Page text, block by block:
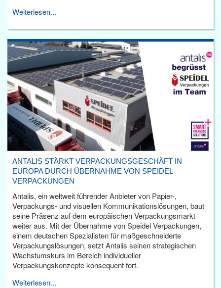
Weiterlesen...
ANTALIS STÄRKT VERPACKUNGSGESCHÄFT IN
EUROPA DURCH ÜBERNAHME VON SPEIDEL
VERPACKUNGEN
Antalis, ein weltweit führender Anbieter von Papier-,
Verpackungs- und visuellen Kommunikationslösungen, baut
seine Präsenz auf dem europäischen Verpackungsmarkt
weiter aus. Mit der Übernahme von Speidel Verpackungen,
einem deutschen Spezialisten für maßgeschneiderte
Verpackungslösungen, setzt Antalis seinen strategischen
Wachstumskurs im Bereich individueller
Verpackungskonzepte konsequent fort.
Weiterlesen...